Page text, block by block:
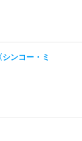
ンコー・ミ